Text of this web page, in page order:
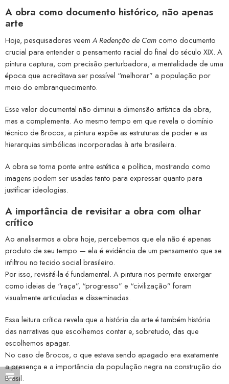
A obra como documento histórico, não apenas
arte
Hoje, pesquisadores veem A Redenção de Camcomo documento
crucial para entender o pensamento racial do final do século XIX. A
pintura captura, com precisão perturbadora, a mentalidade de uma
época que acreditava ser possível “melhorar” a população por
meio do embranquecimento.
Esse valor documental não diminui a dimensão artística da obra,
mas a complementa. Ao mesmo tempo em que revela o domínio
técnico de Brocos, a pintura expõe as estruturas de poder e as
hierarquias simbólicas incorporadas à arte brasileira.
A obra se torna ponte entre estética e política, mostrando como
imagens podem ser usadas tanto para expressar quanto para
justificar ideologias.
A importância de revisitar a obra com olhar
crítico
Ao analisarmos a obra hoje, percebemos que ela não é apenas
produto de seu tempo — ela é evidência de um pensamento que se
infiltrou no tecido social brasileiro.
Por isso, revisitá-la é fundamental. A pintura nos permite enxergar
como ideias de “raça”, “progresso” e “civilização” foram
visualmente articuladas e disseminadas.
Essa leitura crítica revela que a história da arte é também história
das narrativas que escolhemos contar e, sobretudo, das que
escolhemos apagar.
No caso de Brocos, o que estava sendo apagado era exatamente
a presença e a importância da população negra na construção do
Brasil.